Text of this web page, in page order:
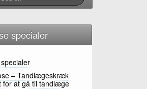
specialer
– Tandlægeskræk
for at gå til tandlæge